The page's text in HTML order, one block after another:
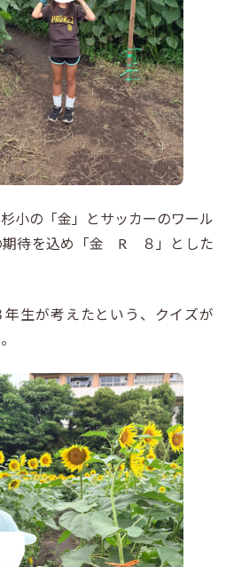
小の「金」とサッカーのワール
期待を込め「金 R ８」とした
年生が考えたという、クイズが